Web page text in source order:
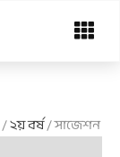
Menu
/২য় বর্ষ/ সাজেশন